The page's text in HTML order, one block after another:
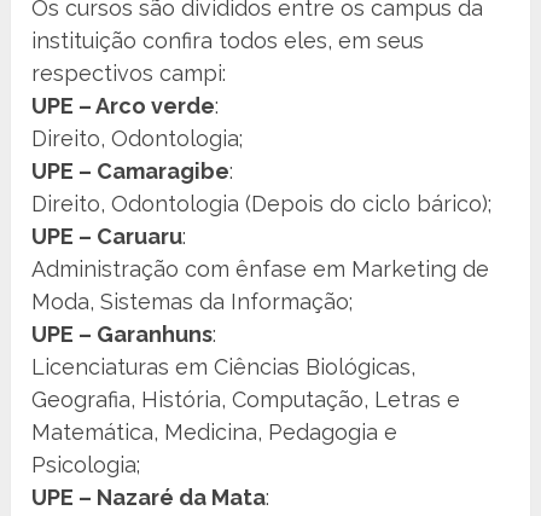
Os cursos são divididos entre os campus da
instituição confira todos eles, em seus
respectivos campi:
UPE – Arco verde:
Direito, Odontologia;
UPE – Camaragibe:
Direito, Odontologia (Depois do ciclo bárico);
UPE – Caruaru:
Administração com ênfase em Marketing de
Moda, Sistemas da Informação;
UPE – Garanhuns:
Licenciaturas em Ciências Biológicas,
Geografia, História, Computação, Letras e
Matemática, Medicina, Pedagogia e
Psicologia;
UPE – Nazaré da Mata: